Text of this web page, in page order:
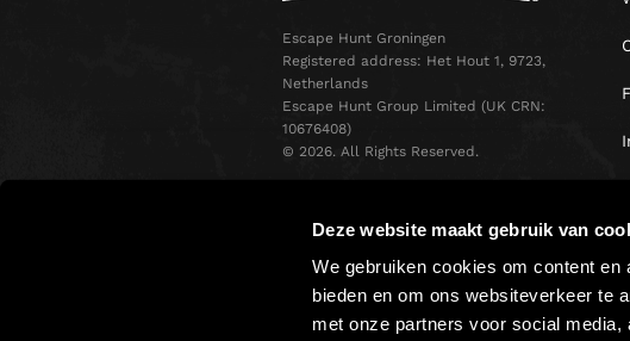
Deze website maakt gebruik van
We gebruiken cookies om content
bieden en om ons websiteverkeer te
met onze partners voor social
Escape Hunt Groningen
Registered address: Het Hout 1, 9723,
Netherlands
Escape Hunt Group Limited (UK CRN:
10676408)
©️ 2026. All Rights Reserved.